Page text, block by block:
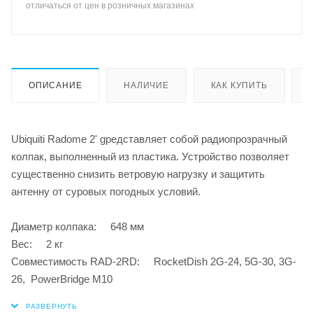
отличаться от цен в розничных магазинах
ОПИСАНИЕ НАЛИЧИЕ КАК КУПИТЬ
Ubiquiti Radome 2' gредставляет собой радиопрозрачный
колпак, выполненный из пластика. Устройство позволяет
существенно снизить ветровую нагрузку и защитить
антенну от суровых погодных условий.
Диаметр колпака: 648 мм
Вес: 2 кг
Совместимость RAD-2RD: RocketDish 2G-24, 5G-30, 3G-
26, PowerBridge M10